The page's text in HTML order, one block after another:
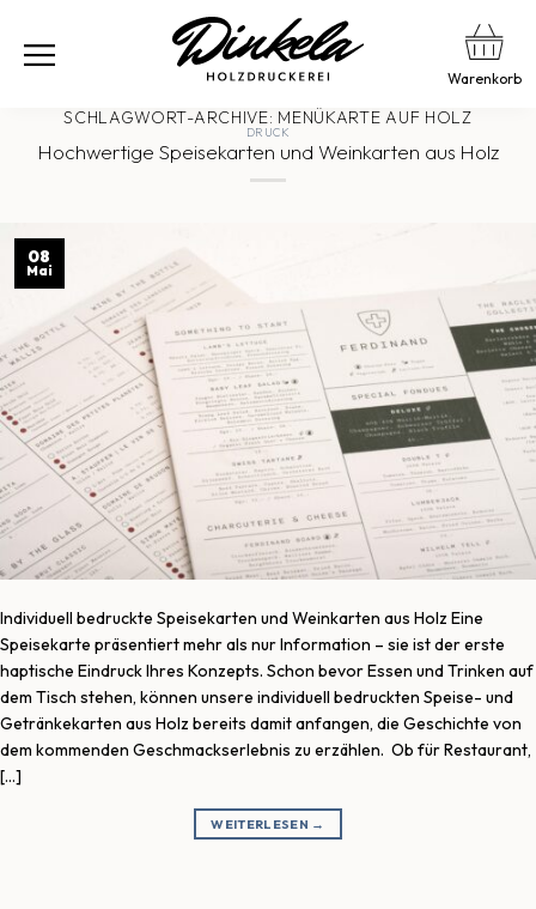
Warenkorb
SCHLAGWORT-ARCHIVE: MENÜKARTE AUF HOLZ
DRUCK
Hochwertige Speisekarten und Weinkarten aus Holz
08
Mai
Individuell bedruckte Speisekarten und Weinkarten aus Holz Eine
Speisekarte präsentiert mehr als nur Information – sie ist der erste
haptische Eindruck Ihres Konzepts. Schon bevor Essen und Trinken auf
dem Tisch stehen, können unsere individuell bedruckten Speise- und
Getränkekarten aus Holz bereits damit anfangen, die Geschichte von
dem kommenden Geschmackserlebnis zu erzählen. Ob für Restaurant,
[…]
WEITERLESEN →